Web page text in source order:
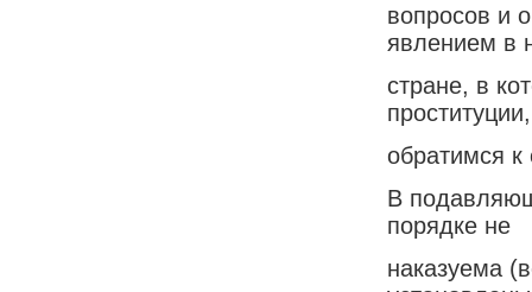
вопросов и
явлением в
стране, в
проституции,
обратимся к
В
порядке не
наказуема